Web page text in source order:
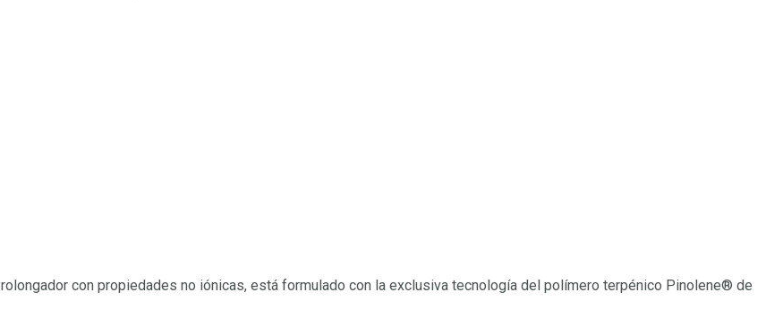
con propiedades no iónicas, está formulado con la exclusiva tecnología del polímero terpénico Pinolene® de